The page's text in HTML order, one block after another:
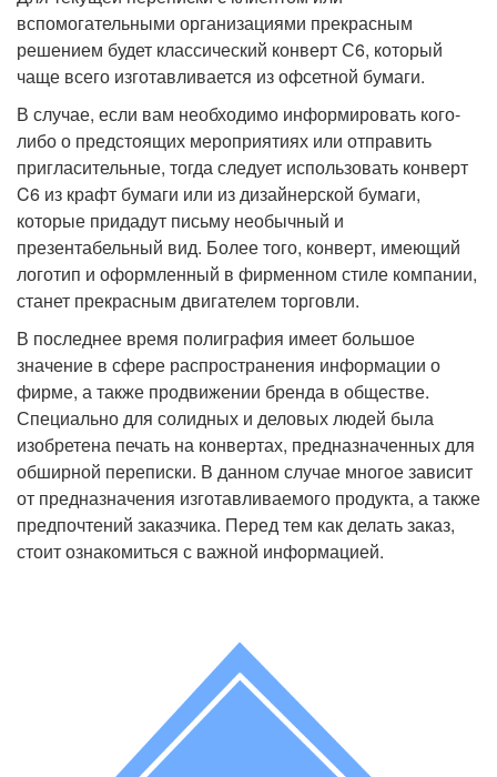
вспомогательными организациями прекрасным
решением будет классический конверт С6, который
чаще всего изготавливается из офсетной бумаги.
В случае, если вам необходимо информировать кого-
либо о предстоящих мероприятиях или отправить
пригласительные, тогда следует использовать конверт
C6 из крафт бумаги или из дизайнерской бумаги,
которые придадут письму необычный и
презентабельный вид. Более того, конверт, имеющий
логотип и оформленный в фирменном стиле компании,
станет прекрасным двигателем торговли.
В последнее время полиграфия имеет большое
значение в сфере распространения информации о
фирме, а также продвижении бренда в обществе.
Специально для солидных и деловых людей была
изобретена печать на конвертах, предназначенных для
обширной переписки. В данном случае многое зависит
от предназначения изготавливаемого продукта, а также
предпочтений заказчика. Перед тем как делать заказ,
стоит ознакомиться с важной информацией.